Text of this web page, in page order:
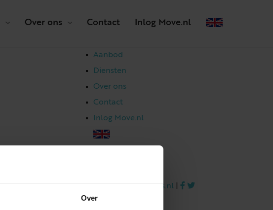
Over
Over ons Contact Inlog Move.nl
Aanbod
Diensten
Over ons
Contact
Inlog Move.nl
info@netmakelaars.nl